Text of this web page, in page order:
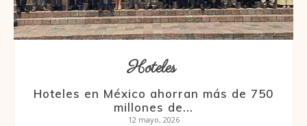
Hoteles
Hoteles en México ahorran más de 750
millones de...
12 mayo, 2026